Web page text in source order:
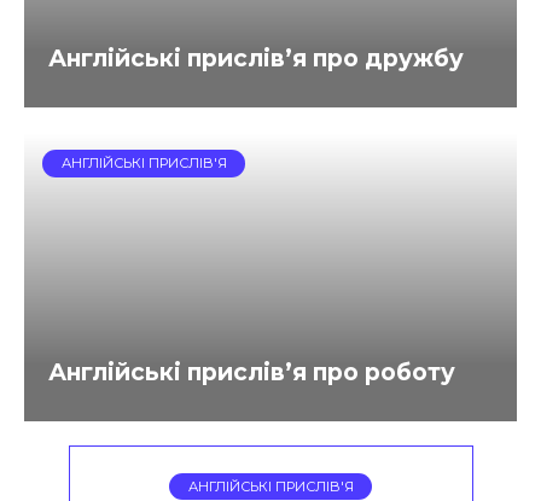
Англійські прислів’я про дружбу
АНГЛІЙСЬКІ ПРИСЛІВ'Я
Англійські прислів’я про роботу
АНГЛІЙСЬКІ ПРИСЛІВ'Я